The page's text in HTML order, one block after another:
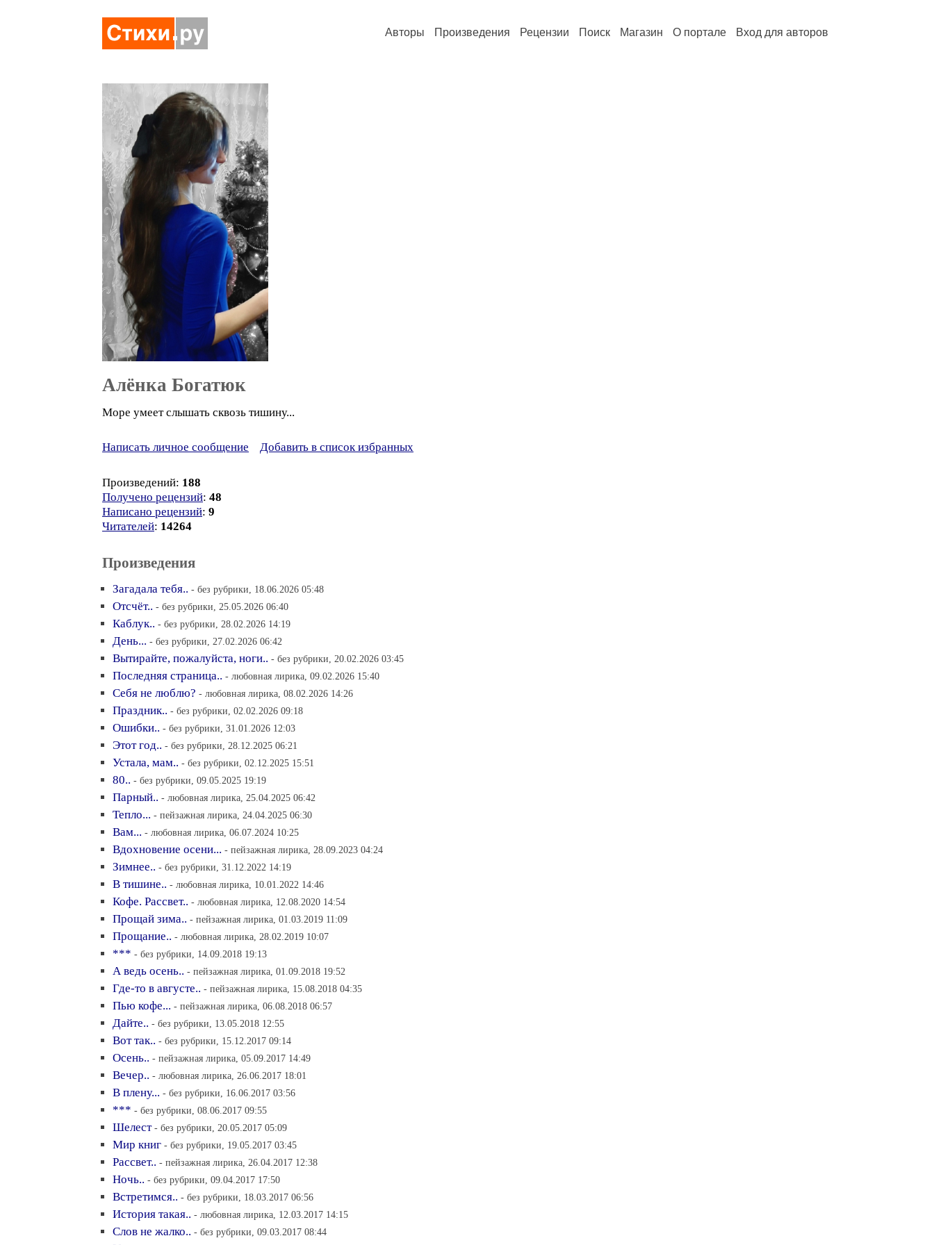
Авторы Произведения Рецензии Поиск Магазин О портале Вход для авторов
Алёнка Богатюк
Море умеет слышать сквозь тишину...
Написать личное сообщение Добавить в список избранных
Произведений: 188
Получено рецензий: 48
Написано рецензий: 9
Читателей: 14264
Произведения
Загадала тебя.. - без рубрики, 18.06.2026 05:48
Отсчёт.. - без рубрики, 25.05.2026 06:40
Каблук.. - без рубрики, 28.02.2026 14:19
День... - без рубрики, 27.02.2026 06:42
Вытирайте, пожалуйста, ноги.. - без рубрики, 20.02.2026 03:45
Последняя страница.. - любовная лирика, 09.02.2026 15:40
Себя не люблю? - любовная лирика, 08.02.2026 14:26
Праздник.. - без рубрики, 02.02.2026 09:18
Ошибки.. - без рубрики, 31.01.2026 12:03
Этот год.. - без рубрики, 28.12.2025 06:21
Устала, мам.. - без рубрики, 02.12.2025 15:51
80.. - без рубрики, 09.05.2025 19:19
Парный.. - любовная лирика, 25.04.2025 06:42
Тепло... - пейзажная лирика, 24.04.2025 06:30
Вам... - любовная лирика, 06.07.2024 10:25
Вдохновение осени... - пейзажная лирика, 28.09.2023 04:24
Зимнее.. - без рубрики, 31.12.2022 14:19
В тишине.. - любовная лирика, 10.01.2022 14:46
Кофе. Рассвет.. - любовная лирика, 12.08.2020 14:54
Прощай зима.. - пейзажная лирика, 01.03.2019 11:09
Прощание.. - любовная лирика, 28.02.2019 10:07
*** - без рубрики, 14.09.2018 19:13
А ведь осень.. - пейзажная лирика, 01.09.2018 19:52
Где-то в августе.. - пейзажная лирика, 15.08.2018 04:35
Пью кофе... - пейзажная лирика, 06.08.2018 06:57
Дайте.. - без рубрики, 13.05.2018 12:55
Вот так.. - без рубрики, 15.12.2017 09:14
Осень.. - пейзажная лирика, 05.09.2017 14:49
Вечер.. - любовная лирика, 26.06.2017 18:01
В плену... - без рубрики, 16.06.2017 03:56
*** - без рубрики, 08.06.2017 09:55
Шелест - без рубрики, 20.05.2017 05:09
Мир книг - без рубрики, 19.05.2017 03:45
Рассвет.. - пейзажная лирика, 26.04.2017 12:38
Ночь.. - без рубрики, 09.04.2017 17:50
Встретимся.. - без рубрики, 18.03.2017 06:56
История такая.. - любовная лирика, 12.03.2017 14:15
Слов не жалко.. - без рубрики, 09.03.2017 08:44